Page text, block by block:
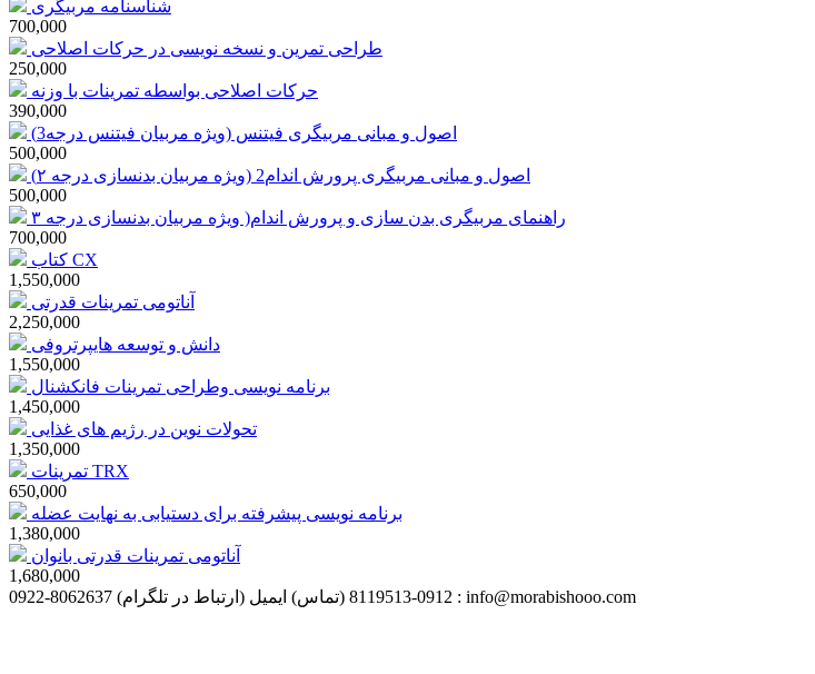
شناسنامه مربیگری
700,000
طراحی تمرین و نسخه نویسی در حرکات اصلاحی
250,000
حرکات اصلاحی بواسطه تمرینات با وزنه
390,000
اصول و مبانی مربیگری فیتنس (ویژه مربیان فیتنس درجه3)
500,000
اصول و مبانی مربیگری پرورش اندام2 (ویژه مربیان بدنسازی درجه ۲)
500,000
راهنمای مربیگری بدن سازی و پرورش اندام( ویژه مربیان بدنسازی درجه ۳
700,000
کتاب CX
1,550,000
آناتومی تمرینات قدرتی
2,250,000
دانش و توسعه هایپرتروفی
1,550,000
برنامه نویسی وطراحی تمرینات فانکشنال
1,450,000
تحولات نوین در رژیم های غذایی
1,350,000
تمرینات TRX
650,000
برنامه نویسی پیشرفته برای دستیابی به نهایت عضله
1,380,000
آناتومی تمرینات قدرتی بانوان
1,680,000
0922-8062637 (ارتباط در تلگرام)
0912-8119513 (تماس) ایمیل : info@morabishooo.com